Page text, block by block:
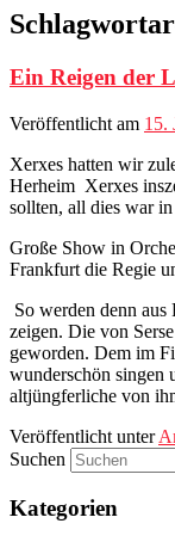
Ein Reigen der
Veröffentlicht am 15.
Xerxes hatten wir
Herheim Xerxes
sollten, all dies war
Große Show in
Frankfurt die Regie
So werden denn
zeigen. Die von
geworden. Dem im
wunderschön singen
altjüngferliche von
Veröffentlicht unter
Suchen
Kategorien